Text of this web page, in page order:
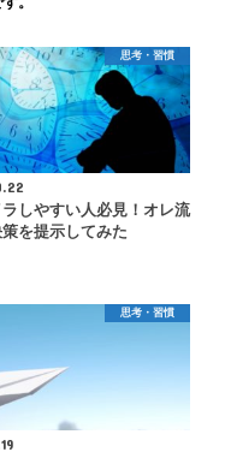
思考・習慣
ラしやすい人必見！オレ流
を提示してみた
思考・習慣